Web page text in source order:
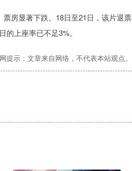
房显著下跌。18日至21日，该片退票
上座率已不足3%。
提示：文章来自网络，不代表本站观点。